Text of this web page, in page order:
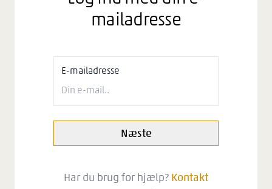
mailadresse
E-mailadresse
Næste
Har du brug for hjælp? Kontakt